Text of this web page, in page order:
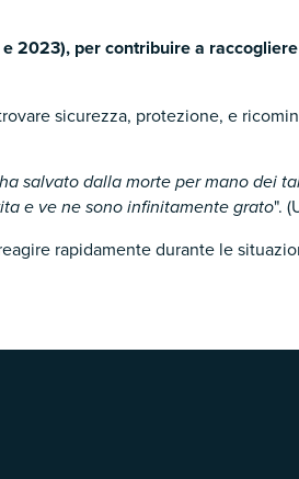
per contribuire a
sicurezza, protezione, e
salvato dalla morte per mano dei
e ve ne sono infinitamente grato".
rapidamente durante le